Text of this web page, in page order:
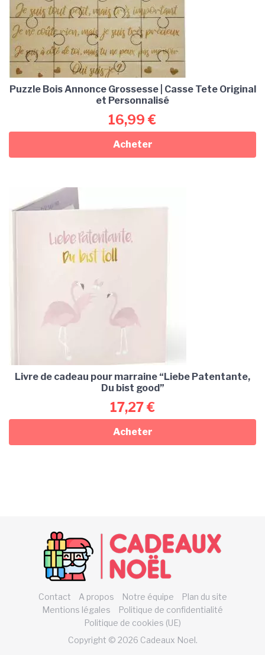
Puzzle Bois Annonce Grossesse | Casse Tete Original
et Personnalisé
16,99 €
Acheter
Livre de cadeau pour marraine “Liebe Patentante,
Du bist good”
17,27€
Acheter
Contact A propos Notre équipe
Plan du site
Mentions légales
Politique de confidentialité
Politique de cookies (UE)
Copyright © 2026 Cadeaux Noel.